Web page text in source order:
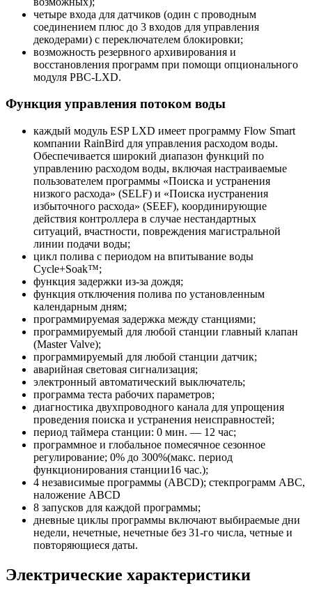
четыре входа для датчиков (один с проводным
соединением плюс до 3 входов для управления
декодерами) с переключателем блокировки;
возможность резервного архивирования и
восстановления программ при помощи опционального
модуля PBC-LXD.
Функция управления потоком воды
каждый модуль ESP LXD имеет программу Flow Smart
компании RainBird для управления расходом воды.
Обеспечивается широкий диапазон функций по
управлению расходом воды, включая настраиваемые
пользователем программы «Поиска и устранения
низкого расхода» (SELF) и «Поиска иустранения
избыточного расхода» (SEEF), координирующие
действия контроллера в случае нестандартных
ситуаций, вчастности, повреждения магистральной
линии подачи воды;
цикл полива с периодом на впитывание воды
Cycle+Soak™;
функция задержки из-за дождя;
функция отключения полива по установленным
календарным дням;
программируемая задержка между станциями;
программируемый для любой станции главный клапан
(Master Valve);
программируемый для любой станции датчик;
аварийная световая сигнализация;
электронный автоматический выключатель;
программа теста рабочих параметров;
диагностика двухпроводного канала для упрощения
проведения поиска и устранения неисправностей;
период таймера станции: 0 мин. — 12 час;
программное и глобальное помесячное сезонное
регулирование; 0% до 300%(макс. период
функционирования станции16 час.);
4 независимые программы (ABCD); стекпрограмм ABC,
наложение ABCD
8 запусков для каждой программы;
дневные циклы программы включают выбираемые дни
недели, нечетные, нечетные без 31-го числа, четные и
повторяющиеся даты.
Электрические характеристики